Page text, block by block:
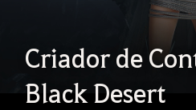
Criador de
Black Desert